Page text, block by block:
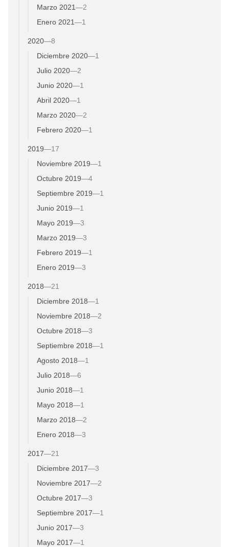
Marzo 2021—2
Enero 2021—1
2020—8
Diciembre 2020—1
Julio 2020—2
Junio 2020—1
Abril 2020—1
Marzo 2020—2
Febrero 2020—1
2019—17
Noviembre 2019—1
Octubre 2019—4
Septiembre 2019—1
Junio 2019—1
Mayo 2019—3
Marzo 2019—3
Febrero 2019—1
Enero 2019—3
2018—21
Diciembre 2018—1
Noviembre 2018—2
Octubre 2018—3
Septiembre 2018—1
Agosto 2018—1
Julio 2018—6
Junio 2018—1
Mayo 2018—1
Marzo 2018—2
Enero 2018—3
2017—21
Diciembre 2017—3
Noviembre 2017—2
Octubre 2017—3
Septiembre 2017—1
Junio 2017—3
Mayo 2017—1